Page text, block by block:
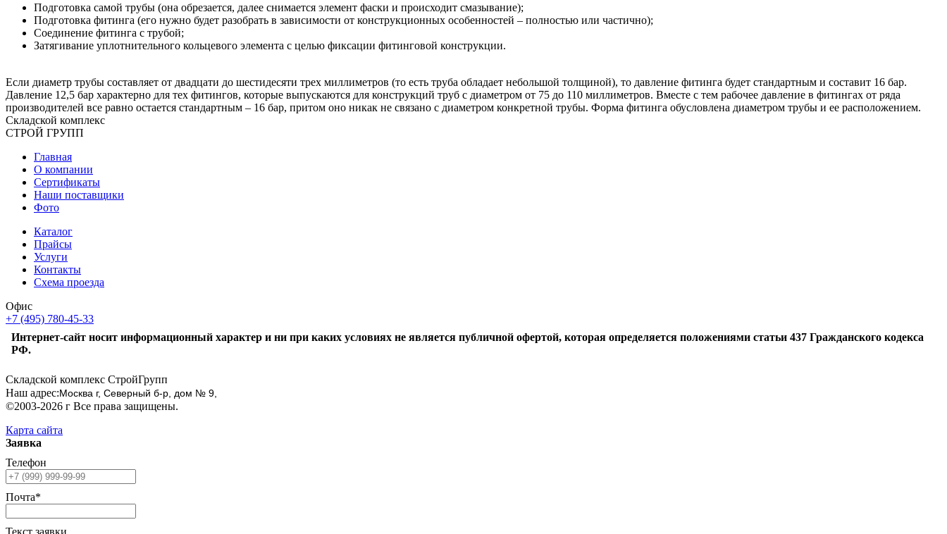
Подготовка самой трубы (она обрезается, далее снимается элемент фаски и происходит смазывание);
Подготовка фитинга (его нужно будет разобрать в зависимости от конструкционных особенностей – полностью или частично);
Соединение фитинга с трубой;
Затягивание уплотнительного кольцевого элемента с целью фиксации фитинговой конструкции.
Если диаметр трубы составляет от двадцати до шестидесяти трех миллиметров (то есть труба обладает небольшой толщиной), то давление фитинга будет стандартным и составит 16 бар.
Давление 12,5 бар характерно для тех фитингов, которые выпускаются для конструкций труб с диаметром от 75 до 110 миллиметров. Вместе с тем рабочее давление в фитингах от ряда
производителей все равно остается стандартным – 16 бар, притом оно никак не связано с диаметром конкретной трубы. Форма фитинга обусловлена диаметром трубы и ее расположением.
Складской комплекс
СТРОЙ ГРУПП
Главная
О компании
Сертификаты
Наши поставщики
Фото
Каталог
Прайсы
Услуги
Контакты
Схема проезда
Офис
+7 (495) 780-45-33
Интернет-сайт носит информационный характер и ни при каких условиях не является публичной офертой, которая определяется положениями статьи 437 Гражданского кодекса
РФ.
Складской комплекс СтройГрупп
Наш адрес:Москва г, Северный б-р, дом № 9,
©2003-2026 г Все права защищены.
Карта сайта
Заявка
Телефон
Почта*
Текст заявки